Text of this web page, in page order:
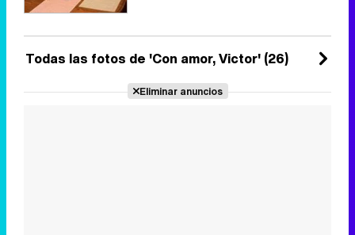
Todas las fotos de 'Con amor, Victor' (26)
Eliminar anuncios